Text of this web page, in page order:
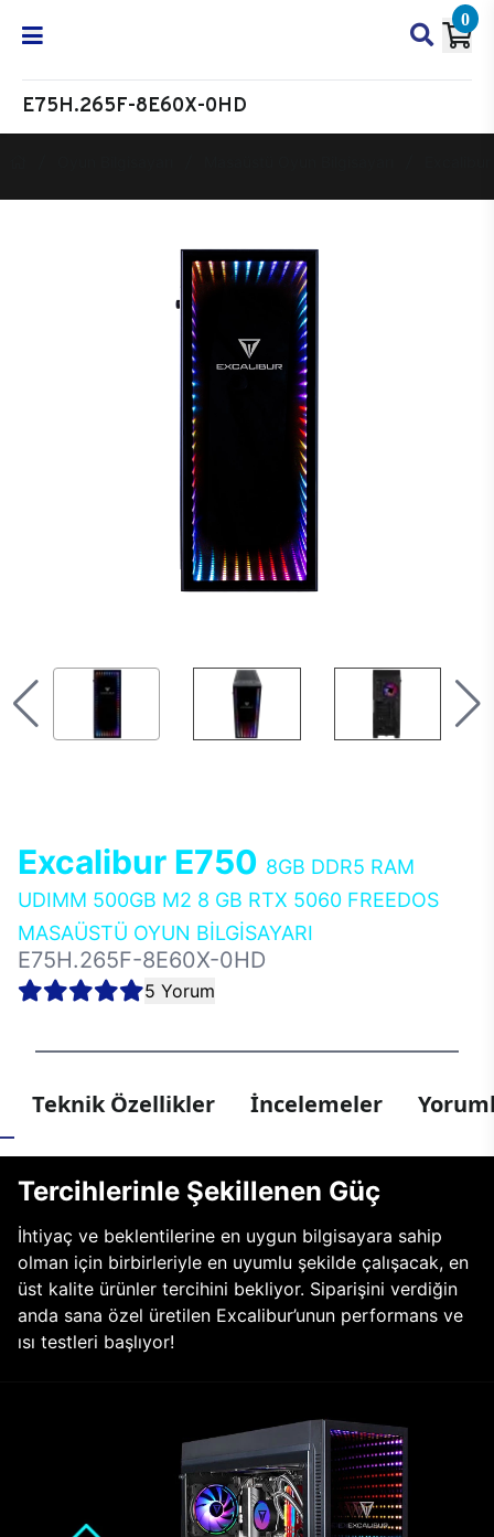
0
E75H.265F-8E60X-0HD
Excalibur E750 8GB DDR5 RAM
UDIMM 500GB M2 8 GB RTX 5060 FREEDOS
MASAÜSTÜ OYUN BİLGİSAYARI
E75H.265F-8E60X-0HD
5 Yorum
Teknik Özellikler İncelemeler
Tercihlerinle Şekillenen Güç
İhtiyaç ve beklentilerine en uygun bilgisayara sahip
olman için birbirleriyle en uyumlu şekilde çalışacak, en
üst kalite ürünler tercihini bekliyor. Siparişini verdiğin
anda sana özel üretilen Excalibur’unun performans ve
ısı testleri başlıyor!